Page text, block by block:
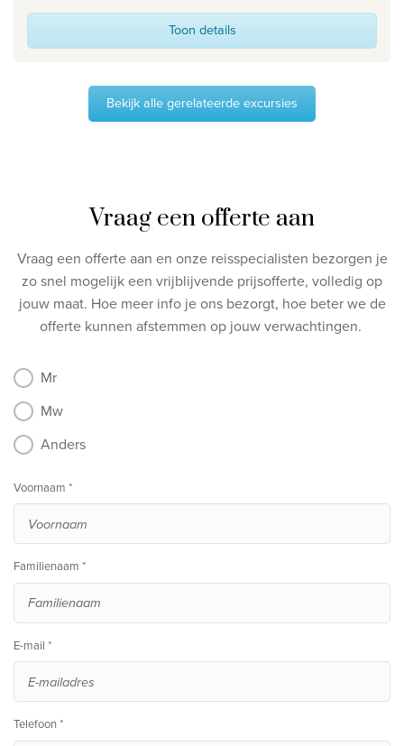
Toon details
Bekijk alle gerelateerde excursies
Vraag een offerte aan
Vraag een offerte aan en onze reisspecialisten bezorgen je
zo snel mogelijk een vrijblijvende prijsofferte, volledig op
jouw maat. Hoe meer info je ons bezorgt, hoe beter we de
offerte kunnen afstemmen op jouw verwachtingen.
Mr
Mw
Anders
Voornaam *
Familienaam *
E-mail *
Telefoon *